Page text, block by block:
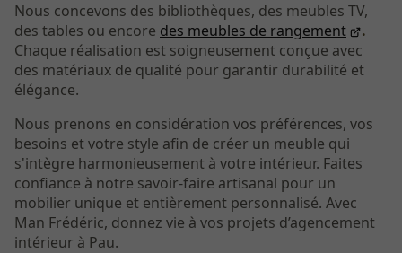
Nous concevons des bibliothèques, des meubles TV,
des tables ou encore des meubles de rangement
.
Chaque réalisation est soigneusement conçue avec
des matériaux de qualité pour garantir durabilité et
élégance.
Nous prenons en considération vos préférences, vos
besoins et votre style afin de créer un meuble qui
s'intègre harmonieusement à votre intérieur. Faites
confiance à notre savoir-faire artisanal pour un
mobilier unique et entièrement personnalisé. Avec
Man Frédéric, donnez vie à vos projets d’agencement
intérieur à Pau.